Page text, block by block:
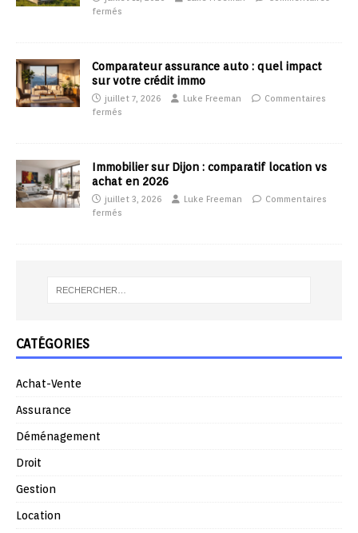
fermés
Comparateur assurance auto : quel impact
sur votre crédit immo
juillet 7, 2026 Luke Freeman
Commentaires
fermés
Immobilier sur Dijon : comparatif location vs
achat en 2026
juillet 3, 2026 Luke Freeman
Commentaires
fermés
CATÉGORIES
Achat-Vente
Assurance
Déménagement
Droit
Gestion
Location